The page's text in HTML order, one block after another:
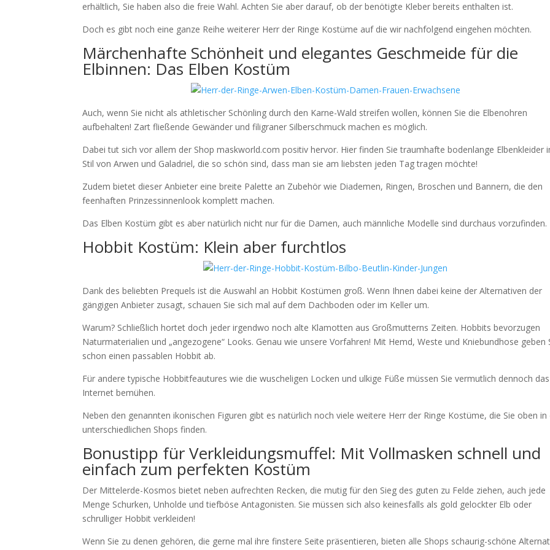
erhältlich, Sie haben also die freie Wahl. Achten Sie aber darauf, ob der benötigte Kleber bereits enthalten ist.
Doch es gibt noch eine ganze Reihe weiterer Herr der Ringe Kostüme auf die wir nachfolgend eingehen möchten.
Märchenhafte Schönheit und elegantes Geschmeide für die
Elbinnen: Das Elben Kostüm
Auch, wenn Sie nicht als athletischer Schönling durch den Karne-Wald streifen wollen, können Sie die Elbenohren
aufbehalten! Zart fließende Gewänder und filigraner Silberschmuck machen es möglich.
Dabei tut sich vor allem der Shop maskworld.com positiv hervor. Hier finden Sie traumhafte bodenlange Elbenkleider
Stil von Arwen und Galadriel, die so schön sind, dass man sie am liebsten jeden Tag tragen möchte!
Zudem bietet dieser Anbieter eine breite Palette an Zubehör wie Diademen, Ringen, Broschen und Bannern, die den
feenhaften Prinzessinnenlook komplett machen.
Das Elben Kostüm gibt es aber natürlich nicht nur für die Damen, auch männliche Modelle sind durchaus vorzufinden.
Hobbit Kostüm: Klein aber furchtlos
Dank des beliebten Prequels ist die Auswahl an Hobbit Kostümen groß. Wenn Ihnen dabei keine der Alternativen der
gängigen Anbieter zusagt, schauen Sie sich mal auf dem Dachboden oder im Keller um.
Warum? Schließlich hortet doch jeder irgendwo noch alte Klamotten aus Großmutterns Zeiten. Hobbits bevorzugen
Naturmaterialien und „angezogene“ Looks. Genau wie unsere Vorfahren! Mit Hemd, Weste und Kniebundhose geben
schon einen passablen Hobbit ab.
Für andere typische Hobbitfeautures wie die wuscheligen Locken und ulkige Füße müssen Sie vermutlich dennoch das
Internet bemühen.
Neben den genannten ikonischen Figuren gibt es natürlich noch viele weitere Herr der Ringe Kostüme, die Sie oben in
unterschiedlichen Shops finden.
Bonustipp für Verkleidungsmuffel: Mit Vollmasken schnell und
einfach zum perfekten Kostüm
Der Mittelerde-Kosmos bietet neben aufrechten Recken, die mutig für den Sieg des guten zu Felde ziehen, auch jede
Menge Schurken, Unholde und tiefböse Antagonisten. Sie müssen sich also keinesfalls als gold gelockter Elb oder
schrulliger Hobbit verkleiden!
Wenn Sie zu denen gehören, die gerne mal ihre finstere Seite präsentieren, bieten alle Shops schaurig-schöne